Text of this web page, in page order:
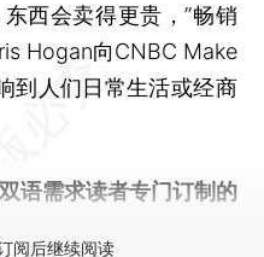
西会卖得更贵，”畅销
Hogan向CNBC Make
到人们日常生活或经商
语需求读者专门订制的
阅后继续阅读